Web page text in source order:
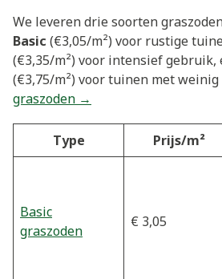
We leveren drie soorten
Basic (€3,05/m²) voor rustige
(€3,35/m²) voor intensief gebruik,
(€3,75/m²) voor tuinen met weinig
graszoden →
Type Prijs/m²
Basic
graszoden
€ 3,05